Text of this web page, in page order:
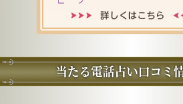
当たる電話占い口コミ